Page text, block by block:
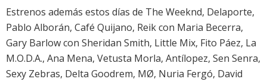
Estrenos además estos días de The Weeknd, Delaporte,
Pablo Alborán, Café Quijano, Reik con Maria Becerra,
Gary Barlow con Sheridan Smith, Little Mix, Fito Páez, La
M.O.D.A., Ana Mena, Vetusta Morla, Antílopez, Sen Senra,
Sexy Zebras, Delta Goodrem, MØ, Nuria Fergó, David